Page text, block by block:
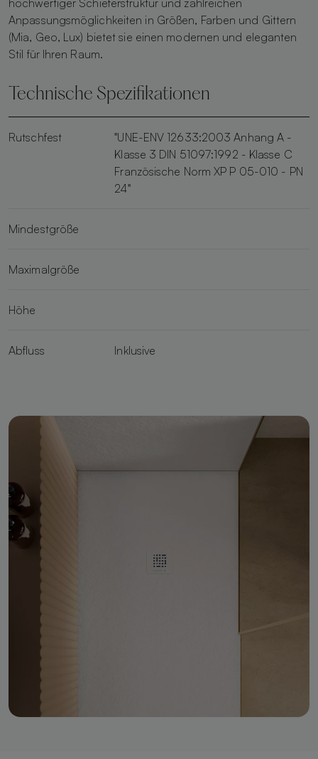
Anpassungsmöglichkeiten in Größen, Farben und Gittern
(Mia, Geo, Lux) bietet sie einen modernen und eleganten
Stil für Ihren Raum.
Technische Spezifikationen
Rutschfest
"UNE-ENV 12633:2003 Anhang A -
Klasse 3 DIN 51097:1992 - Klasse C
Französische Norm XP P 05-010 - PN
24"
Mindestgröße
Maximalgröße
Höhe
Abfluss Inklusive